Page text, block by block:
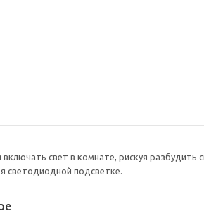
включать свет в комнате, рискуя
светодиодной подсветке.